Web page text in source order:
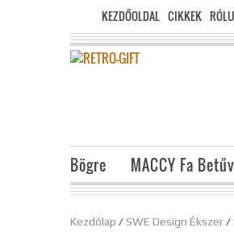
KEZDŐOLDAL CIKKEK
Bögre MACCY Fa
Kezdőlap /SWE Design Ékszer/